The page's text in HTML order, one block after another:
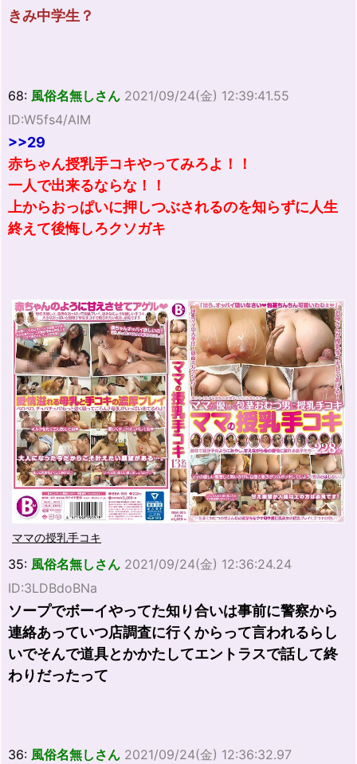
きみ中学生？
68: 風俗名無しさん 2021/09/24(金) 12:39:41.55
ID:W5fs4/AIM
>>29
赤ちゃん授乳手コキやってみろよ！！
一人で出来るならな！！
上からおっぱいに押しつぶされるのを知らずに人生
終えて後悔しろクソガキ
ママの授乳手コキ
35: 風俗名無しさん 2021/09/24(金) 12:36:24.24
ID:3LDBdoBNa
ソープでボーイやってた知り合いは事前に警察から
連絡あっていつ店調査に行くからって言われるらし
いでそんで道具とかかたしてエントラスで話して終
わりだったって
36: 風俗名無しさん 2021/09/24(金) 12:36:32.97